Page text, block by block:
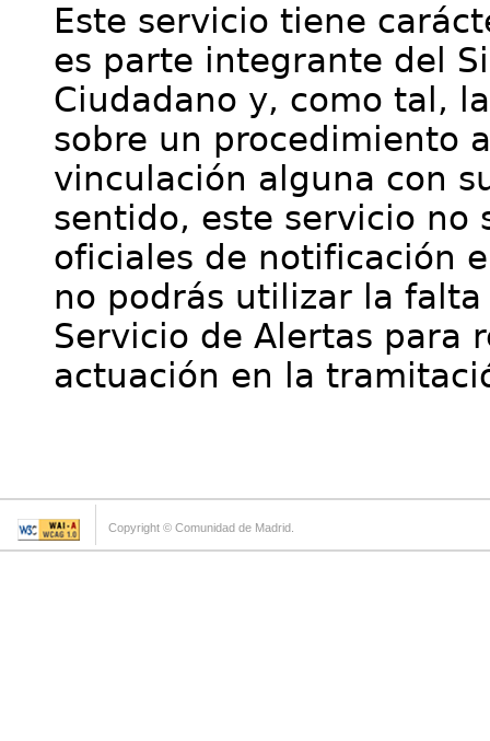
Este servicio tiene
es parte integrante del
Ciudadano y, como tal,
sobre un procedimiento
vinculación alguna con
sentido, este servicio no
oficiales de notificación
no podrás utilizar la
Servicio de Alertas para
actuación en la
Copyright © Comunidad de Madrid.